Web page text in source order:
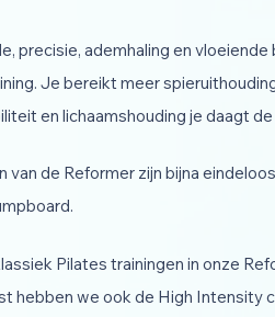
precisie, ademhaling en
Je bereikt meer
en lichaamshouding je daagt
van de Reformer zijn bijna
Pilates trainingen in onze
hebben we ook de High Intensity